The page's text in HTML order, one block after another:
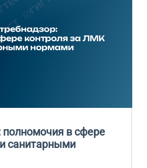
полномочия в сфере
санитарными